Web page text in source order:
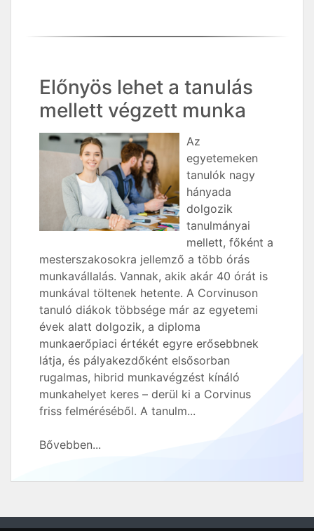
Előnyös lehet a tanulás
mellett végzett munka
Az
egyetemeken
tanulók nagy
hányada
dolgozik
tanulmányai
mellett, főként a
mesterszakosokra jellemző a több órás
munkavállalás. Vannak, akik akár 40 órát is
munkával töltenek hetente. A Corvinuson
tanuló diákok többsége már az egyetemi
évek alatt dolgozik, a diploma
munkaerőpiaci értékét egyre erősebbnek
látja, és pályakezdőként elsősorban
rugalmas, hibrid munkavégzést kínáló
munkahelyet keres – derül ki a Corvinus
friss felméréséből. A tanulm...
Bővebben...